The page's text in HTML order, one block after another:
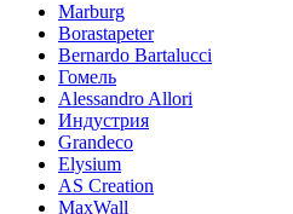
Marburg
Borastapeter
Bernardo Bartalucci
Гомель
Alessandro Allori
Индустрия
Grandeco
Elysium
AS Creation
MaxWall